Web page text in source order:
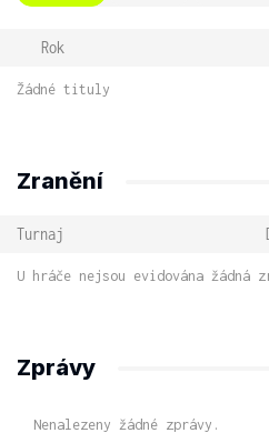
Rok
Žádné tituly
Zranění
Turnaj
U hráče nejsou evidována žádná
Zprávy
Nenalezeny žádné zprávy.